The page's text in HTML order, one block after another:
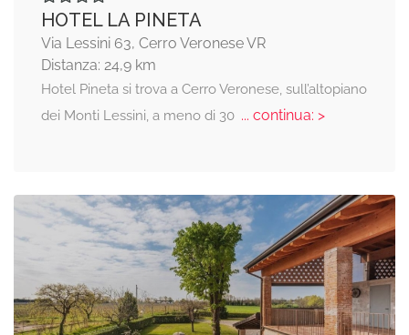
HOTEL LA PINETA
Via Lessini 63, Cerro Veronese VR
Distanza: 24,9 km
Hotel Pineta si trova a Cerro Veronese, sull’altopiano
dei Monti Lessini, a meno di 30... continua: >